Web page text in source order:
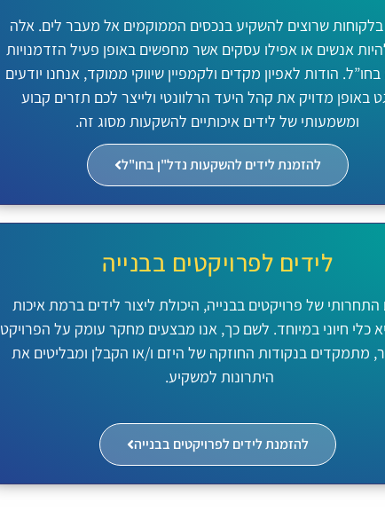
שרוצים להשקיע בנכסים הממוקמים אל מעבר לים. אלה
אנשים או אפילו עסקים אשר מחפשים באופן פעיל הזדמנויות
הודות לאפיון מקדים ולקמפיין שיווקי ממוקד, אנחנו יודעים
באופן מדויק את קהל היעד הרלוונטי ולייצר לכם תזרים קבוע
ומשמעותי של לידים איכותיים להשקעות מסוג זה.
להזמנת לידים להשקעות נדל"ן בחו"ל
לידים לפרויקטים בבנייה
של פרויקטים בבנייה, היכולת ליצור לידים ברמת איכות
כלי חיוני במיוחד. לשם כך, אנו מבצעים מחקר עומק על הפרויקט
מתמקדים בנקודות החוזקה של היזם ו/או הקבלן ומבליטים את
היתרונות למשקיע.
להזמנת לידים לפרויקטים בבנייה